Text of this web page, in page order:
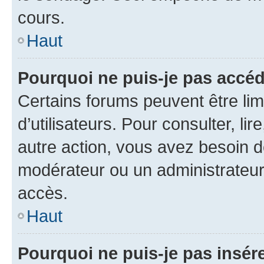
cours.
Haut
Pourquoi ne puis-je pas
Certains forums peuvent être
d’utilisateurs. Pour consulter,
autre action, vous avez besoin
modérateur ou un
accès.
Haut
Pourquoi ne puis-je pas